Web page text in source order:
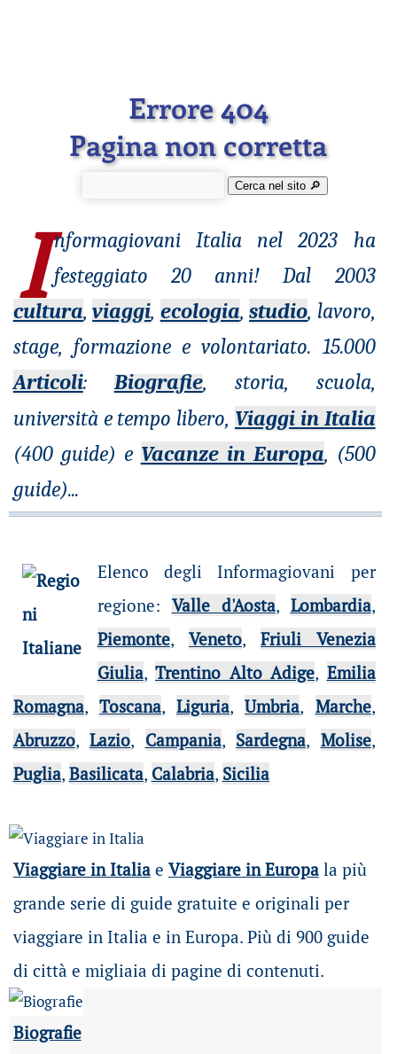
Errore 404
Pagina non corretta
Cerca nel sito 🔎︎
I nformagiovaniItalia nel 2023 ha
festeggiato 20 anni! Dal 2003
cultura,viaggi, ecologia,studio, lavoro,
stage, formazione e volontariato. 15.000
Articoli: Biografie, storia, scuola,
università e tempo libero, Viaggi in Italia
(400 guide) e Vacanze in Europa, (500
guide)...
Elenco degli Informagiovani per
regione: Valle d'Aosta, Lombardia,
Piemonte, Veneto,Friuli Venezia
Giulia,Trentino Alto Adige, Emilia
Romagna, Toscana,Liguria,Umbria, Marche,
Abruzzo,Lazio, Campania, Sardegna, Molise,
Puglia, Basilicata, Calabria, Sicilia
Viaggiare in Italiae Viaggiare in Europala più
grande serie di guide gratuite e originali per
viaggiare in Italia e in Europa. Più di 900 guide
di città e migliaia di pagine di contenuti.
Biografie